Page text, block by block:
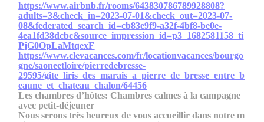
https://www.airbnb.fr/rooms/643830786789928808?
adults=3&check_in=2023-07-01&check_out=2023-07-
08&federated_search_id=cb83e9f9-a32f-4bf8-be0e-
4ea1fd38dcbc&source_impression_id=p3_1682581158_ti
PjG0OpLaMtqexF
https://www.clevacances.com/fr/locationvacances/bourgo
gne/saoneetloire/pierredebresse-
29595/gite_liris_des_marais_a_pierre_de_bresse_entre_b
eaune_et_chateau_chalon/64456
Les chambres d’hôtes: Chambres calmes à la campagne
avec petit-déjeuner
Nous serons très heureux de vous accueillir dans notre m